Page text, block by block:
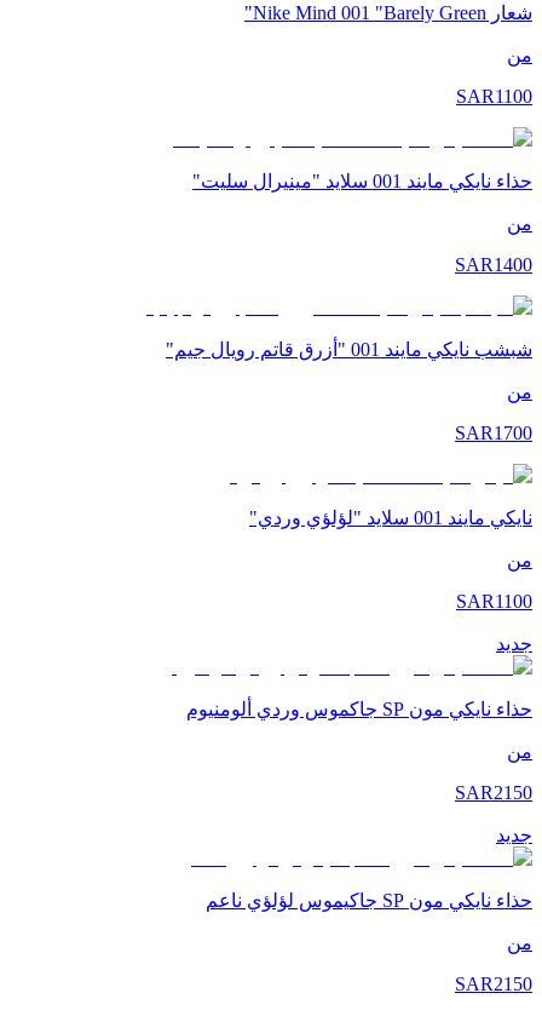
شعار Nike Mind 001 "Barely Green"
من
SAR1100
حذاء نايكي مايند 001 سلايد "مينيرال سليت"
من
SAR1400
شبشب نايكي مايند 001 "أزرق قاتم رويال جيم"
من
SAR1700
نايكي مايند 001 سلايد "لؤلؤي وردي"
من
SAR1100
جديد
حذاء نايكي مون SP جاكموس وردي ألومنيوم
من
SAR2150
جديد
حذاء نايكي مون SP جاكيموس لؤلؤي ناعم
من
SAR2150